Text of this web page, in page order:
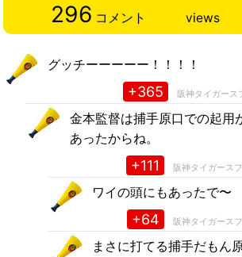
296 コメント views
グッチーーーーー！！！！
+365 阪神タイガース
金本監督は捕手原口での起用
あったからね。
+111 阪神タイガース
ワイの頭にもあったで〜
+64 阪神タイガース
まさに打てる捕手だもん